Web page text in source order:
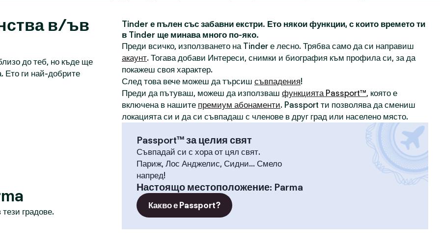
в/ъв
до теб, но къде ще
Ето ги най-добрите
градове.
Tinder е пълен със забавни екстри. Ето някои функции, с които времето ти
в Tinder ще минава много по-яко.
Преди всичко, използването на Tinder е лесно. Трябва само да си направиш
акаунт. Тогава добави Интереси, снимки и биография към профила си, за да
покажеш своя характер.
След това вече можеш да търсиш съвпадения!
Преди да пътуваш, можеш да използваш функцията Passport™, която е
включена в нашите премиум абонаменти. Passport ти позволява да смениш
локацията си и да си съвпадаш с членове в друг град или населено място.
Passport™ за целия свят
Съвпадай си с хора от цял свят.
Париж, Лос Анджелис, Сидни... Смело
напред!
Настоящо местоположение: Parma
Какво е Passport?